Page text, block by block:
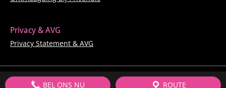
Privacy & AVG
Privacy Statement & AVG
BEL ONS NU ROUTE